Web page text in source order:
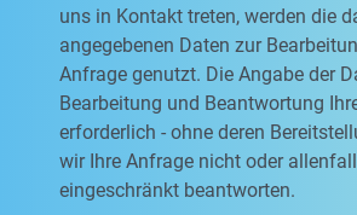
uns in Kontakt treten, werden die
angegebenen Daten zur
Anfrage genutzt. Die Angabe der
Bearbeitung und Beantwortung
erforderlich - ohne deren
wir Ihre Anfrage nicht oder
eingeschränkt beantworten.